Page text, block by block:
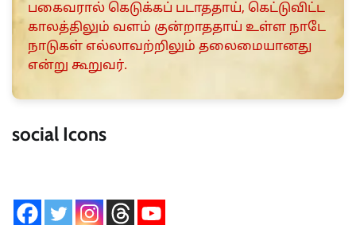
பகைவரால் கெடுக்கப் படாததாய், கெட்டுவிட்ட
காலத்திலும் வளம் குன்றாததாய் உள்ள நாடே
நாடுகள் எல்லாவற்றிலும் தலைமையானது
என்று கூறுவர்.
social Icons